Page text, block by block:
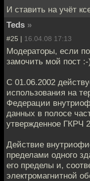
И ставить на учёт
Teds »
#25 | 16.04.08 17:13
Модераторы, если
замочить мой пост :-
С 01.06.2002
использования на
Федерации
данных в полосе
утвержденное ГКРЧ
Действие
пределами одного
его пределы и,
электромагнитной